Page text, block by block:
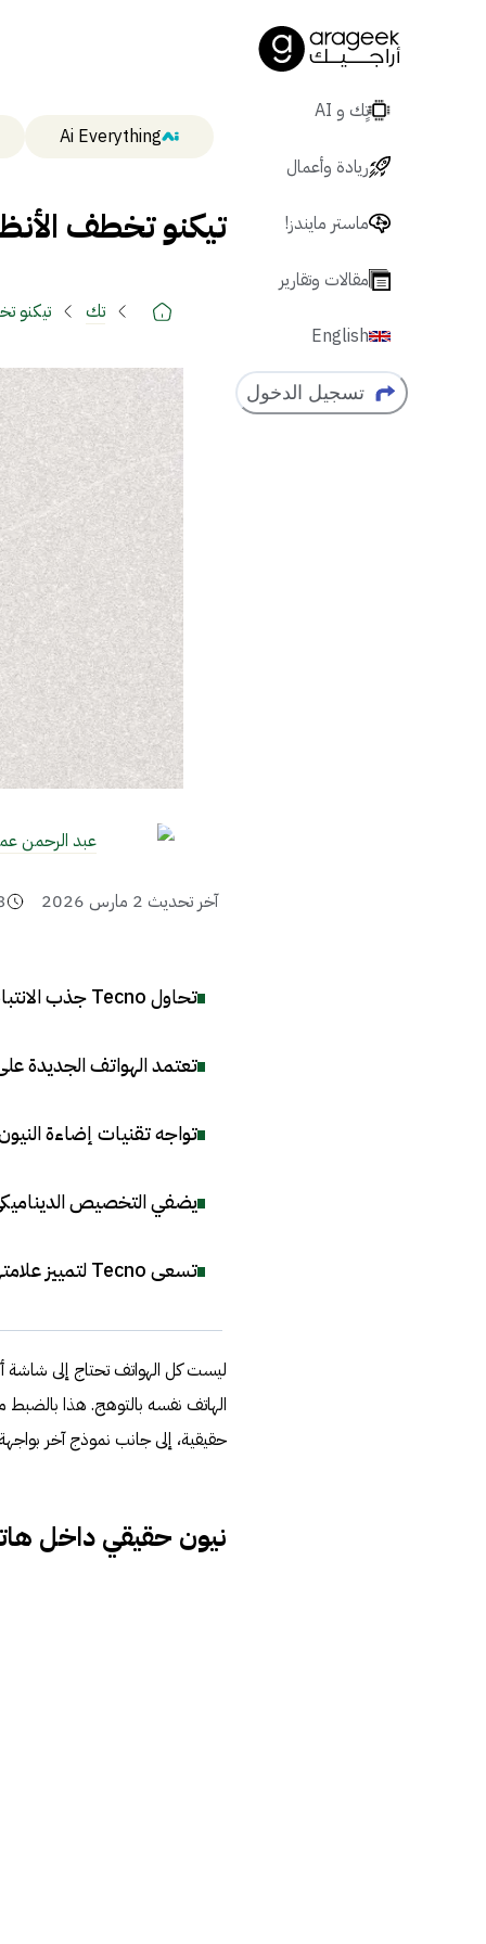
تٍك و AI
ريادة وأعمال
ماستر مايندز!
مقالات وتقارير
English
تسجيل الدخول
Ai Everything
تيكنو تخطف
تك تيكنو
عبد الرحمن
آخر تحديث 2 مارس 2026
تحاول Tecno جذب الانتباه عبر هواتف تزهو بتوهج نيون وتقنيات تصميم جريئة
تعتمد الهواتف الجديدة على
تواجه تقنيات إضاءة
يضفي التخصيص
تسعى Tecno لتمييز علامتها بدعم الابتكار في سوق الهواتف المتشابهة
ليست كل الهواتف تحتاج إلى شاشة
حقيقية، إلى جانب نموذج آخر بواجهة
نيون حقيقي داخل